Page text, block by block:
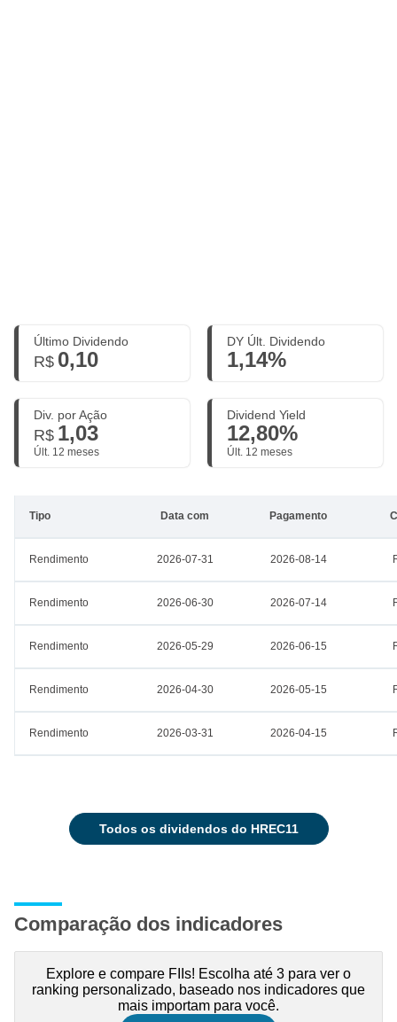
Último Dividendo
R$ 0,10
DY Últ. Dividendo
1,14%
Div. por Ação
R$ 1,03
Últ. 12 meses
Dividend Yield
12,80%
Últ. 12 meses
Tipo Data com Pagamento
Rendimento 2026-07-31 2026-08-14
Rendimento 2026-06-30 2026-07-14
Rendimento 2026-05-29 2026-06-15
Rendimento 2026-04-30 2026-05-15
Rendimento 2026-03-31 2026-04-15
todos os dividendos do HREC11
Comparação dos indicadores
Explore e compare FIIs! Escolha até 3 para ver o
ranking personalizado, baseado nos indicadores que
mais importam para você.